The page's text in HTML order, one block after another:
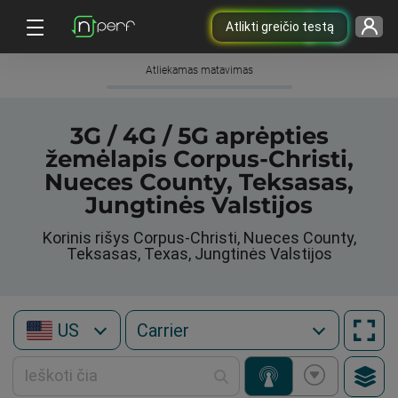
Atlikti greičio testą
Atliekamas matavimas
3G / 4G / 5G aprėpties
žemėlapis Corpus-Christi,
Nueces County, Teksasas,
Jungtinės Valstijos
Korinis rišys Corpus-Christi, Nueces County,
Teksasas, Texas, Jungtinės Valstijos
US